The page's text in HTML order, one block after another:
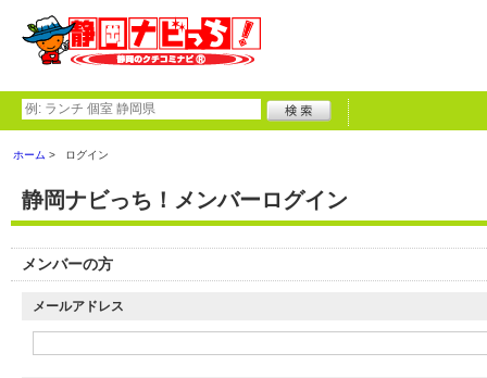
ホーム ログイン
静岡ナビっち！メンバーログイン
メンバーの方
メールアドレス